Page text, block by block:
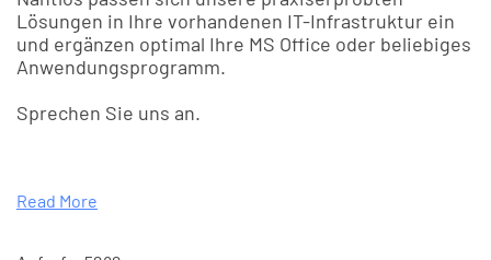
Lösungen in Ihre vorhandenen IT-Infrastruktur ein
und ergänzen optimal Ihre MS Office oder beliebiges
Anwendungsprogramm.
Sprechen Sie uns an.
Read More